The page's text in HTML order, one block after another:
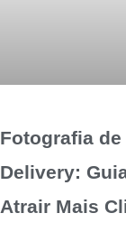
Fotografia
Delivery:
Atrair Mais